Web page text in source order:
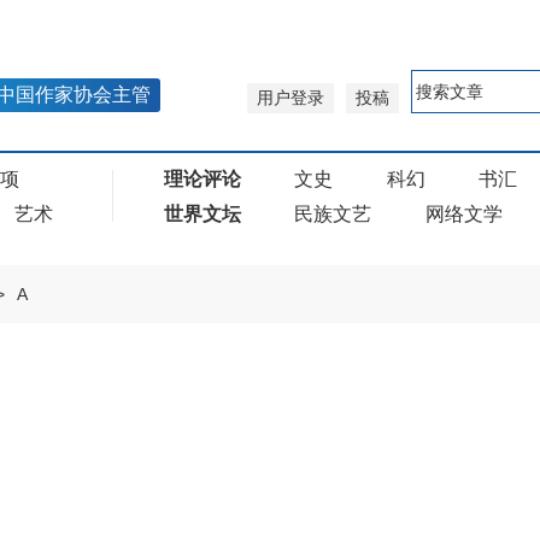
用户登录 投稿
国作家协会主管
艺术
理论评论 文史 科幻
书汇
世界文坛
民族文艺 网络文学
A